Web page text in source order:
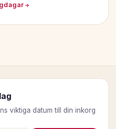
→
viktiga datum till din inkorg